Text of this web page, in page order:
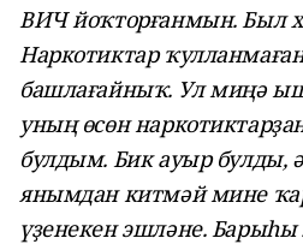
ВИЧ йоҡторғанмын. Был
Наркотиктар
башлағайныҡ. Ул миңә
уның өсөн
булдым. Бик ауыр булды,
янымдан китмәй мине
үҙенекен эшләне. Барыһы